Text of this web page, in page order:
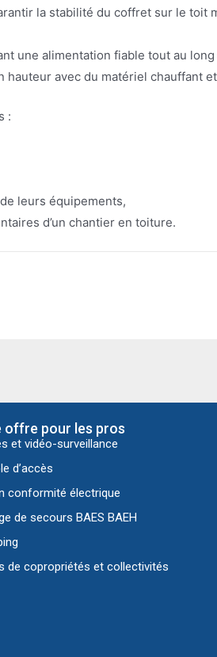
la stabilité du coffret sur le toit
une alimentation fiable tout au
hauteur avec du matériel chauffant
:
leurs équipements,
d’un chantier en toiture.
offre pour les pros
et vidéo-surveillance
d’accès
conformité électrique
de secours BAES BAEH
de copropriétés et collectivités